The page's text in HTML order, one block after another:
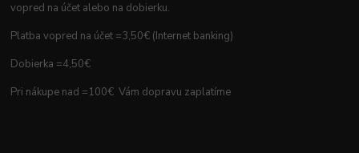
vopred na účet alebo na dobierku.
Platba vopred na účet =3,50€ (Internet banking)
Dobierka =4,50€
Pri nákupe nad =100€ Vám dopravu zaplatíme